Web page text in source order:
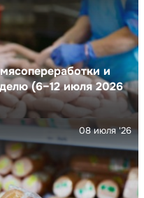
и
(6–12 июля 2026
08 июля '26